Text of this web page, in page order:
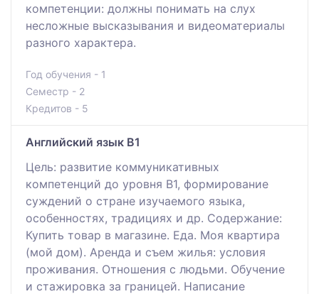
компетенции: должны понимать на слух
несложные высказывания и видеоматериалы
разного характера.
Год обучения - 1
Семестр - 2
Кредитов - 5
Английский язык B1
Цель: развитие коммуникативных
компетенций до уровня В1, формирование
суждений о стране изучаемого языка,
особенностях, традициях и др. Содержание:
Купить товар в магазине. Еда. Моя квартира
(мой дом). Аренда и съем жилья: условия
проживания. Отношения с людьми. Обучение
и стажировка за границей. Написание